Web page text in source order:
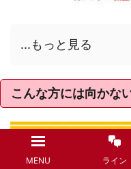
...もっと見る
こんな方には向かな
MENU ライン